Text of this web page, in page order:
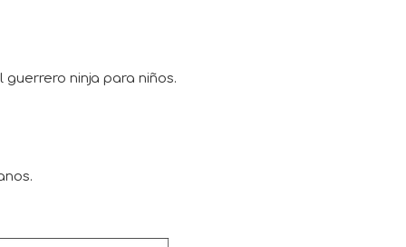
ninja para niños.